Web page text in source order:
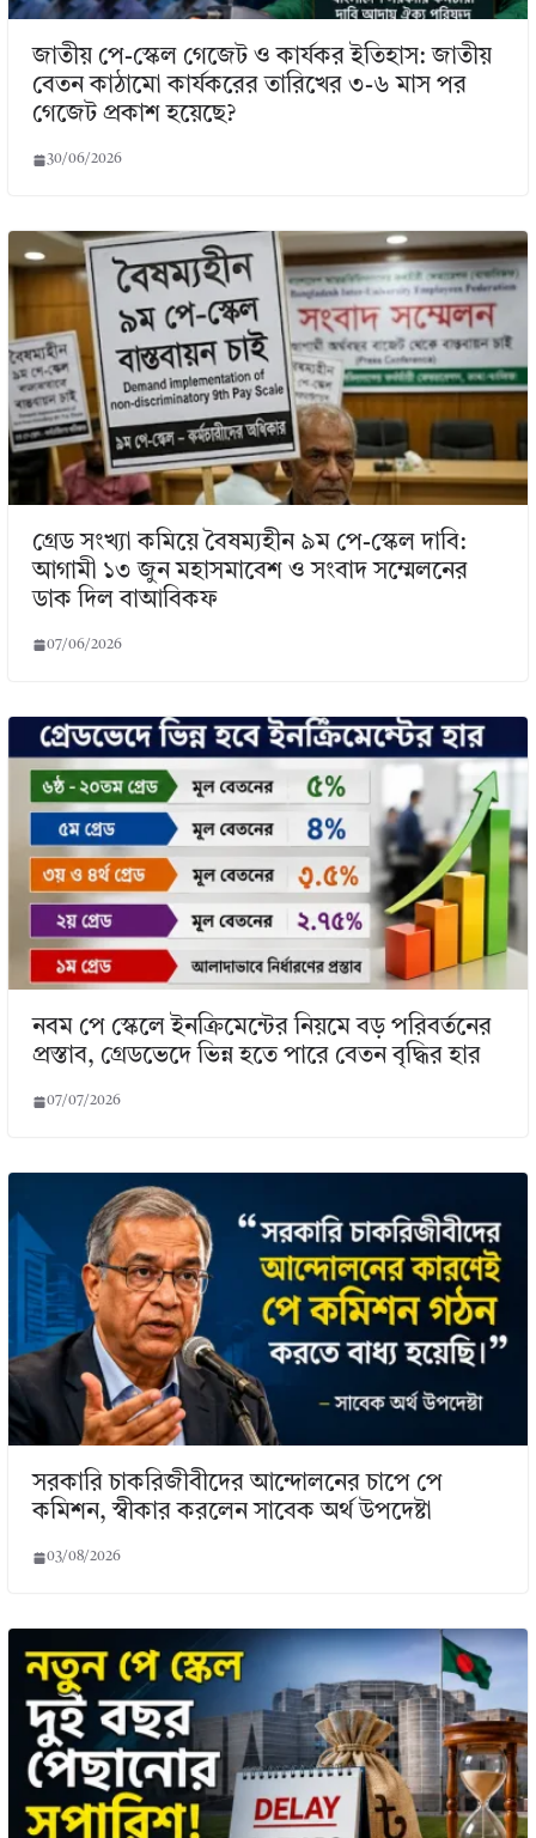
জাতীয় পে-স্কেল গেজেট ও কার্যকর ইতিহাস: জাতীয়
বেতন কাঠামো কার্যকরের তারিখের ৩-৬ মাস পর
গেজেট প্রকাশ হয়েছে?
30/06/2026
গ্রেড সংখ্যা কমিয়ে বৈষম্যহীন ৯ম পে-স্কেল দাবি:
আগামী ১৩ জুন মহাসমাবেশ ও সংবাদ সম্মেলনের
ডাক দিল বাআবিকফ
07/06/2026
নবম পে স্কেলে ইনক্রিমেন্টের নিয়মে বড় পরিবর্তনের
প্রস্তাব, গ্রেডভেদে ভিন্ন হতে পারে বেতন বৃদ্ধির হার
07/07/2026
সরকারি চাকরিজীবীদের আন্দোলনের চাপে পে
কমিশন, স্বীকার করলেন সাবেক অর্থ উপদেষ্টা
03/08/2026